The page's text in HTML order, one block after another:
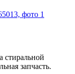
стиральной
запчасть.